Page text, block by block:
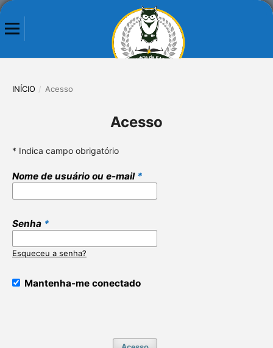
INÍCIO / Acesso
Acesso
* Indica campo obrigatório
Nome de usuário ou e-mail *
Senha *
Esqueceu a senha?
Mantenha-me conectado